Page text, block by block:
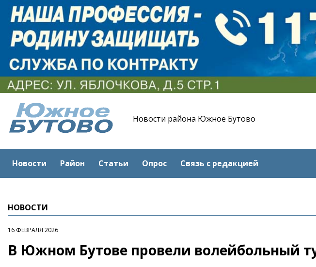
Новости района Южное Бутово
Новости Район Статьи Опрос Связь с редакцией
НОВОСТИ
16 ФЕВРАЛЯ 2026
В Южном Бутове провели волейбольный